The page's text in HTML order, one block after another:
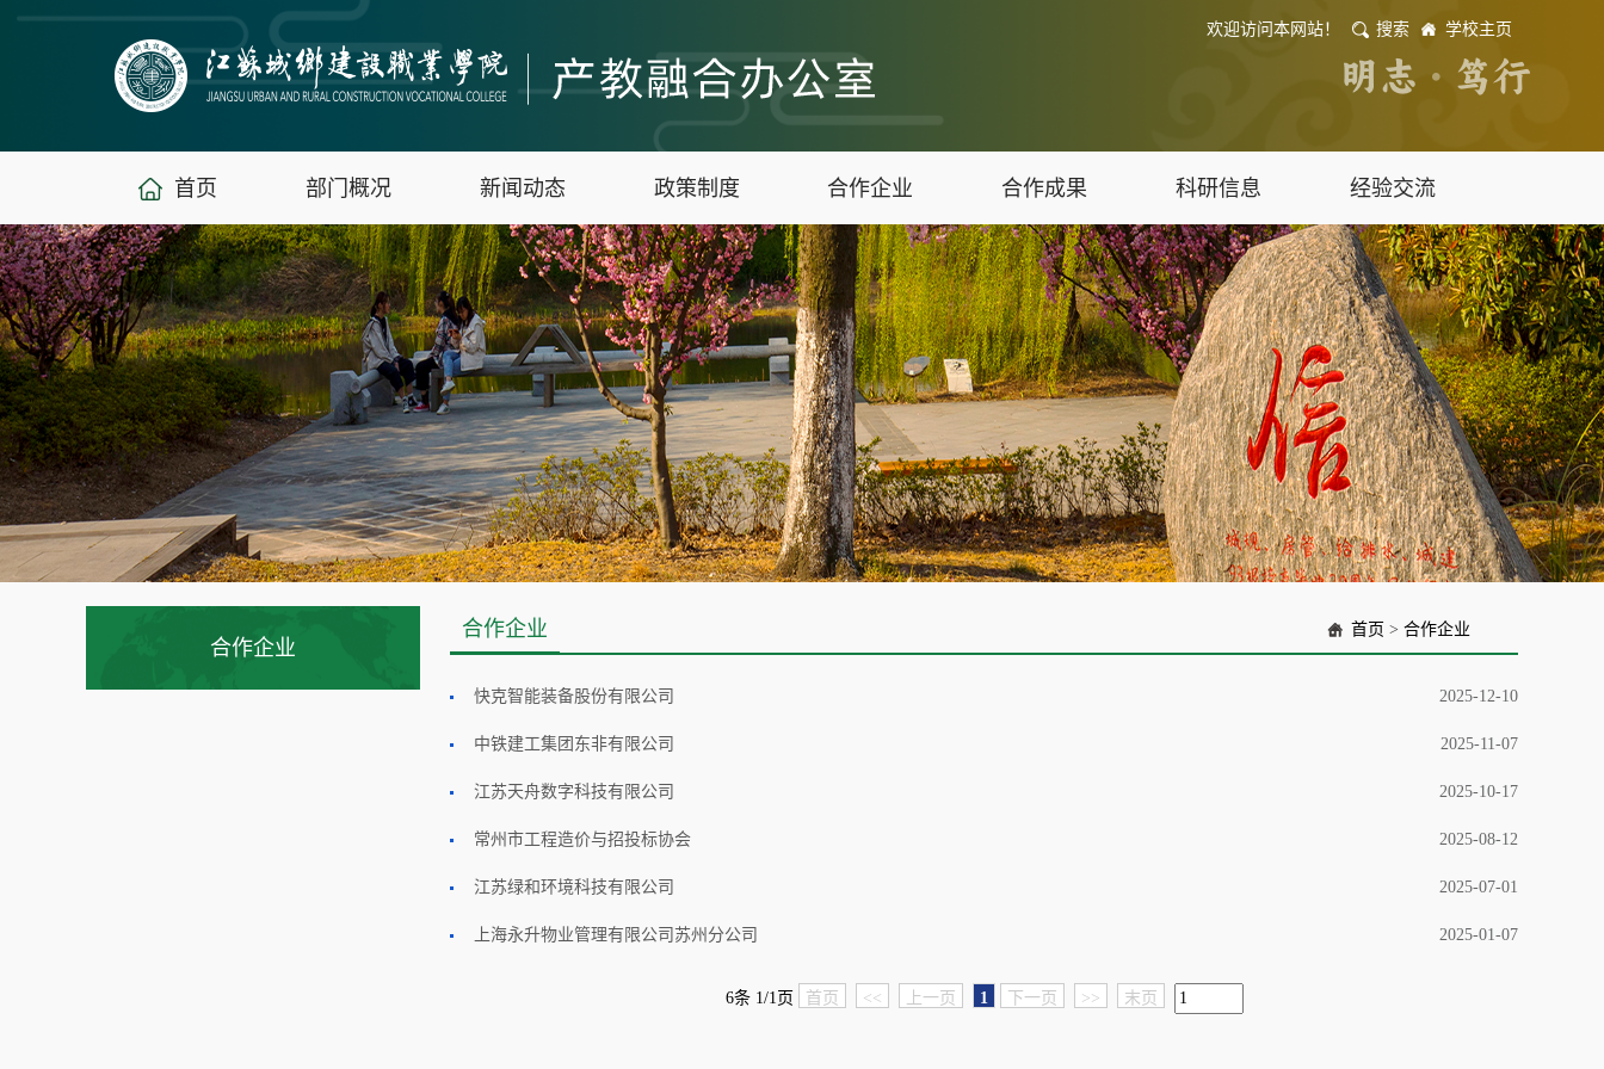
欢迎访问本网站！ 搜索 学校主页
首页 部门概况 新闻动态 政策制度 合作企业 合作成果 科研信息 经验交流
合作企业
合作企业 首页 > 合作企业
快克智能装备股份有限公司 2025-12-10
中铁建工集团东非有限公司 2025-11-07
江苏天舟数字科技有限公司 2025-10-17
常州市工程造价与招投标协会 2025-08-12
江苏绿和环境科技有限公司 2025-07-01
上海永升物业管理有限公司苏州分公司 2025-01-07
6条 1/1页 首页 << 上一页 1 下一页 >> 末页